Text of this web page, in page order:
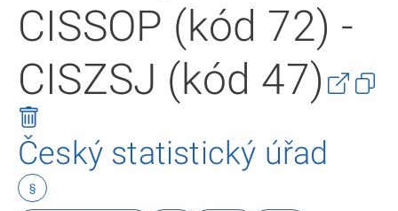
CISSOP (kód 72) -
CISZSJ (kód 47)
Český statistický úřad
§